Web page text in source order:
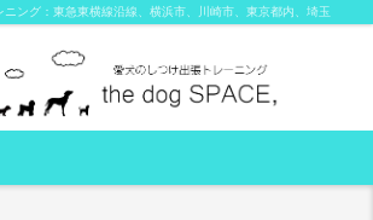
ング：東急東横線沿線、横浜市、川崎市、東京都内、埼玉